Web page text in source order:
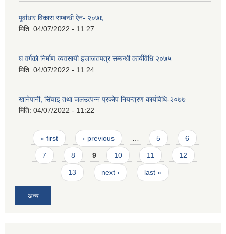
पूर्वाधार विकास सम्बन्धी ऐन- २०७६
मिति: 04/07/2022 - 11:27
घ वर्गको निर्माण व्यवसायी इजाजतपत्र सम्बन्धी कार्यविधि २०७५
मिति: 04/07/2022 - 11:24
खानेपानी, सिंचाइ तथा जलउत्पन्न प्रकोप नियन्त्रण कार्यविधि-२०७७
मिति: 04/07/2022 - 11:22
Pages
« first ‹ previous 5 6
7 8 9 10 11 12
13 next › last »
अन्य